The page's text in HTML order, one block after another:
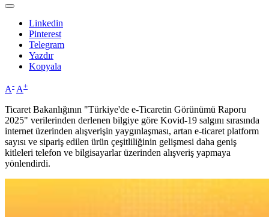
Linkedin
Pinterest
Telegram
Yazdır
Kopyala
A- A+
Ticaret Bakanlığının "Türkiye'de e-Ticaretin Görünümü Raporu
2025" verilerinden derlenen bilgiye göre Kovid-19 salgını sırasında
internet üzerinden alışverişin yaygınlaşması, artan e-ticaret platform
sayısı ve sipariş edilen ürün çeşitliliğinin gelişmesi daha geniş
kitleleri telefon ve bilgisayarlar üzerinden alışveriş yapmaya
yönlendirdi.